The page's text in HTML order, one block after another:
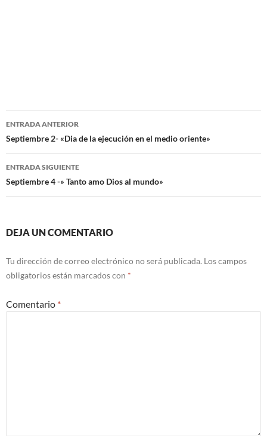
Navegación
de
entradas
ENTRADA ANTERIOR
Septiembre 2- «Dia de la ejecución en el medio oriente»
ENTRADA SIGUIENTE
Septiembre 4 -» Tanto amo Dios al mundo»
DEJA UN COMENTARIO
Tu dirección de correo electrónico no será publicada. Los campos
obligatorios están marcados con *
Comentario *